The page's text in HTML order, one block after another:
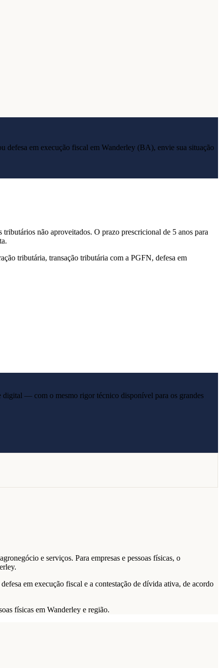
defesa em execução fiscal em Wanderley (BA), envie sua situação
não aproveitados. O prazo prescricional de 5 anos para
tributária, transação tributária com a PGFN, defesa em
digital — com o mesmo rigor técnico disponível para os grandes
e serviços. Para empresas e pessoas físicas, o
em execução fiscal e a contestação de dívida ativa, de acordo
físicas em Wanderley e região.